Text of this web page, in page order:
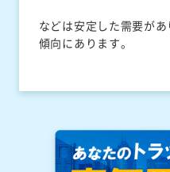
などは安定した需要が
傾向にあります。